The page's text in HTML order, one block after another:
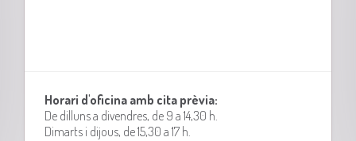
Horari d'oficina amb cita prèvia:
De dilluns a divendres, de 9 a 14,30 h.
Dimarts i dijous, de 15,30 a 17 h.